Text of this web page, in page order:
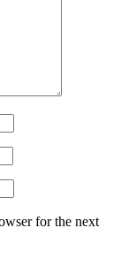
for the next